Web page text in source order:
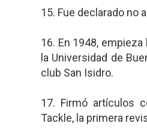
15. Fue declarado no
16. En 1948,
la Universidad de
club San Isidro.
17. Firmó artículos
Tackle, la primera